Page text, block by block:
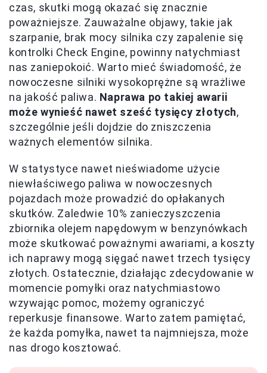
czas, skutki mogą okazać się znacznie
poważniejsze. Zauważalne objawy, takie jak
szarpanie, brak mocy silnika czy zapalenie się
kontrolki Check Engine, powinny natychmiast
nas zaniepokoić. Warto mieć świadomość, że
nowoczesne silniki wysokoprężne są wrażliwe
na jakość paliwa. Naprawa po takiej awarii
może wynieść nawet sześć tysięcy złotych,
szczególnie jeśli dojdzie do zniszczenia
ważnych elementów silnika.
W statystyce nawet nieświadome użycie
niewłaściwego paliwa w nowoczesnych
pojazdach może prowadzić do opłakanych
skutków. Zaledwie 10% zanieczyszczenia
zbiornika olejem napędowym w benzynówkach
może skutkować poważnymi awariami, a koszty
ich naprawy mogą sięgać nawet trzech tysięcy
złotych. Ostatecznie, działając zdecydowanie w
momencie pomyłki oraz natychmiastowo
wzywając pomoc, możemy ograniczyć
reperkusje finansowe. Warto zatem pamiętać,
że każda pomyłka, nawet ta najmniejsza, może
nas drogo kosztować.